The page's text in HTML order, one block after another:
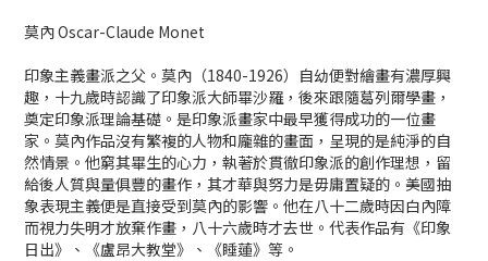
莫內 Oscar-Claude Monet
印象主義畫派之父。莫內（1840-1926）自幼便對繪畫有濃厚興
趣，十九歲時認識了印象派大師畢沙羅，後來跟隨葛列爾學畫，
奠定印象派理論基礎。是印象派畫家中最早獲得成功的一位畫
家。莫內作品沒有繁複的人物和龐雜的畫面，呈現的是純淨的自
然情景。他窮其畢生的心力，執著於貫徹印象派的創作理想，留
給後人質與量俱豐的畫作，其才華與努力是毋庸置疑的。美國抽
象表現主義便是直接受到莫內的影響。他在八十二歲時因白內障
而視力失明才放棄作畫，八十六歲時才去世。代表作品有《印象
日出》、《盧昂大教堂》、《睡蓮》等。